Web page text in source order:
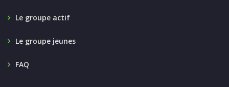
Le groupe actif
Le groupe jeunes
FAQ